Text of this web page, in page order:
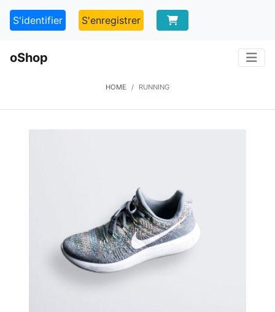
S'identifier S'enregistrer
oShop
HOME RUNNING